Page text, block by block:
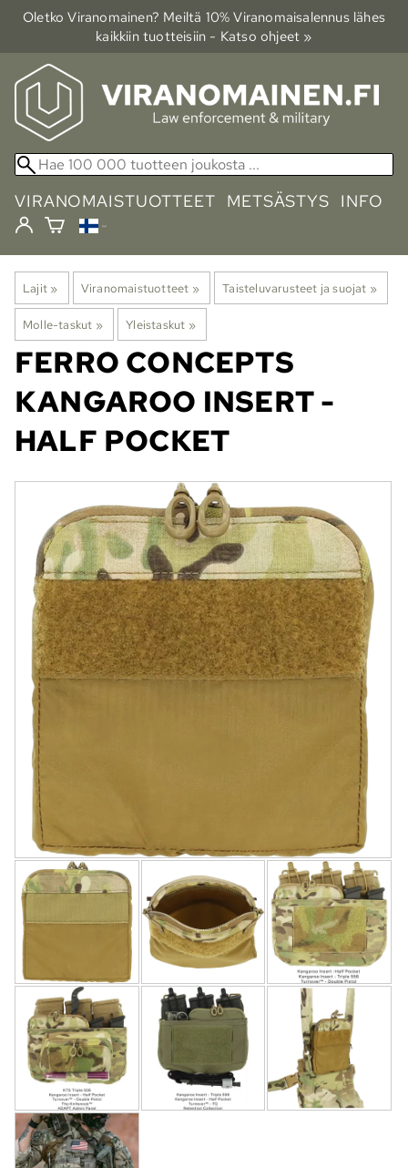
Oletko Viranomainen? Meiltä 10% Viranomais­alennus lähes
kaikkiin tuotteisiin - Katso ohjeet »
VIRANOMAISTUOTTEET METSÄSTYS INFO
Lajit ‪» Viranomaistuotteet ‪» Taisteluvarusteet ja suojat ‪»
Molle-taskut ‪» Yleistaskut ‪»
FERRO CONCEPTS
KANGAROO INSERT -
HALF POCKET